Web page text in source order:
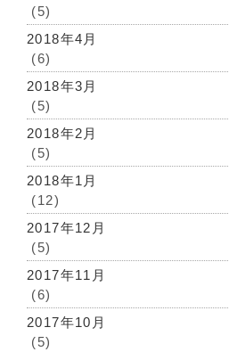
(5)
2018年4月
(6)
2018年3月
(5)
2018年2月
(5)
2018年1月
(12)
2017年12月
(5)
2017年11月
(6)
2017年10月
(5)